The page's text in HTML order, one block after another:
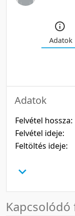
Adatok
Adatok
Felvétel hossza:
Felvétel ideje:
Feltöltés ideje: